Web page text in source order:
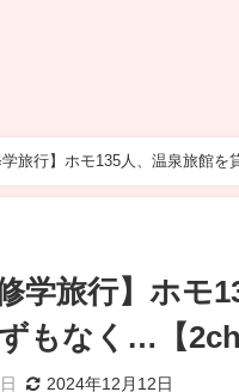
学旅行】ホモ135人、温泉旅館
学旅行】ホモ
もなく…【2ch
2024年12月12日